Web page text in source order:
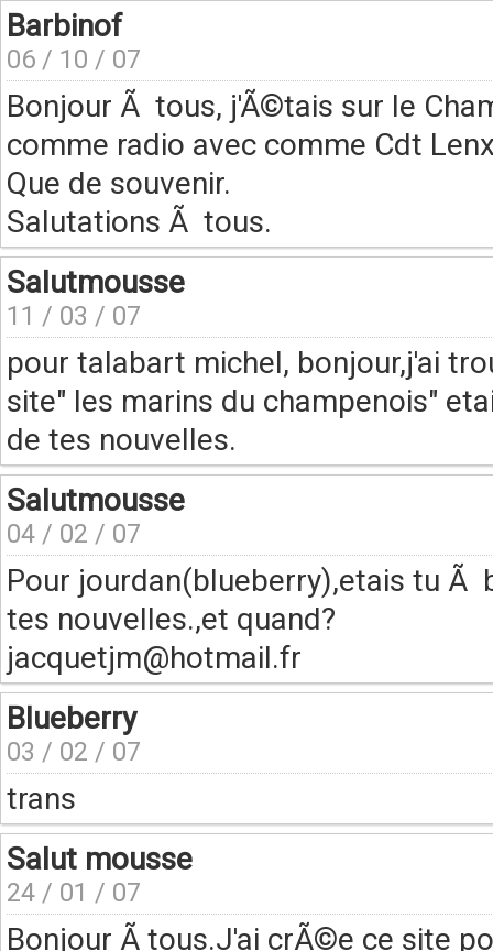
Barbinof
06 / 10 / 07
Bonjour Ã tous, j'Ã©tais sur le
comme radio avec comme Cdt
Que de souvenir.
Salutations Ã tous.
Salutmousse
11 / 03 / 07
pour talabart michel, bonjour,j'ai
site" les marins du champenois"
de tes nouvelles.
Salutmousse
04 / 02 / 07
Pour jourdan(blueberry),etais tu
tes nouvelles.,et quand?
jacquetjm@hotmail.fr
Blueberry
03 / 02 / 07
trans
Salut mousse
24 / 01 / 07
Bonjour Ã tous.J'ai crÃ©e ce site